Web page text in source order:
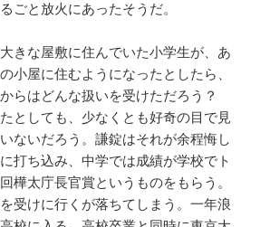
ごと放火にあったそうだ。
きな屋敷に住んでいた小学生が、あ
小屋に住むようになったとしたら、
らはどんな扱いを受けただろう？
としても、少なくとも好奇の目で見
ないだろう。謙錠はそれが余程悔し
打ち込み、中学では成績が学校でト
樺太庁長官賞というものをもらう。
受けに行くが落ちてしまう。一年浪